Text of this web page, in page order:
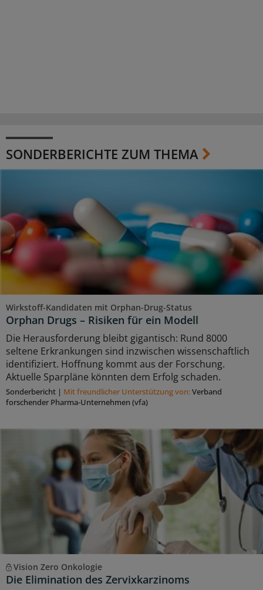
SONDERBERICHTE ZUM THEMA
Wirkstoff-Kandidaten mit Orphan-Drug-Status
Orphan Drugs – Risiken für ein Modell
Die Herausforderung bleibt gigantisch: Rund 8000
seltene Erkrankungen sind inzwischen wissenschaftlich
identifiziert. Hoffnung kommt aus der Forschung.
Aktuelle Sparpläne könnten dem Erfolg schaden.
Sonderbericht | Mit freundlicher Unterstützung von:Verband
forschender Pharma-Unternehmen (vfa)
Vision Zero Onkologie
Die Elimination des Zervixkarzinoms